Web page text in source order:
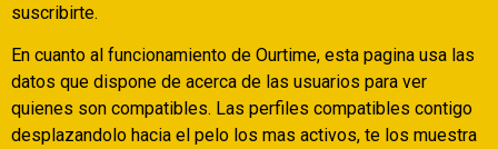
suscribirte.
En cuanto al funcionamiento de Ourtime, esta pagina usa las
datos que dispone de acerca de las usuarios para ver
quienes son compatibles. Las perfiles compatibles contigo
desplazandolo hacia el pelo los mas activos, te los muestra